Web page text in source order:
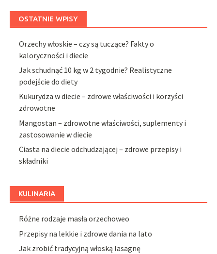
OSTATNIE WPISY
Orzechy włoskie – czy są tuczące? Fakty o
kaloryczności i diecie
Jak schudnąć 10 kg w 2 tygodnie? Realistyczne
podejście do diety
Kukurydza w diecie – zdrowe właściwości i korzyści
zdrowotne
Mangostan – zdrowotne właściwości, suplementy i
zastosowanie w diecie
Ciasta na diecie odchudzającej – zdrowe przepisy i
składniki
KULINARIA
Różne rodzaje masła orzechoweo
Przepisy na lekkie i zdrowe dania na lato
Jak zrobić tradycyjną włoską lasagnę